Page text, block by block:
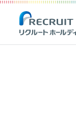
Recruit Holdings